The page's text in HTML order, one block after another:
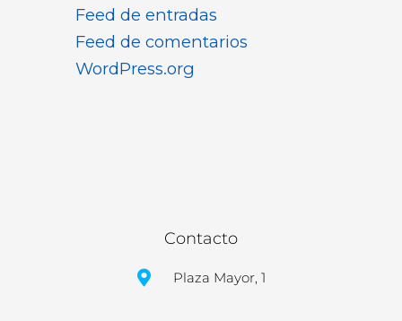
Feed de entradas
Feed de comentarios
WordPress.org
Contacto
Plaza Mayor, 1